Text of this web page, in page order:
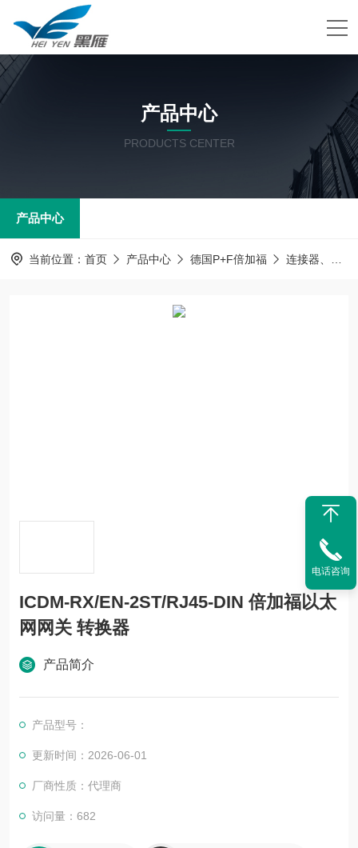
产品中心
PRODUCTS CENTER
产品中心
当前位置： 首页 产品中心 德国P+F倍加福 连接器、电源线及附件
ICDM-RX/EN-2ST/RJ45-DIN 倍加福以太
网网关 转换器
产品简介
产品型号：
更新时间：2026-06-01
厂商性质：代理商
访问量：682
电话咨询